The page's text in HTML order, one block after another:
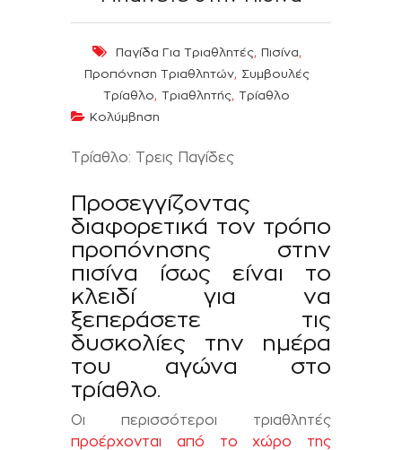
Παγίδα Για Τριαθλητές, Πισίνα,
Προπόνηση Τριαθλητών, Συμβουλές
Τρίαθλο, Τριαθλητής, Τρίαθλο
Κολύμβηση
Τρίαθλο: Τρεις Παγίδες
Προσεγγίζοντας
διαφορετικά τον τρόπο
προπόνησης στην
πισίνα ίσως είναι το
κλειδί για να
ξεπεράσετε τις
δυσκολίες την ημέρα
του αγώνα στο
τρίαθλο.
Οι περισσότεροι τριαθλητές
προέρχονται από το χώρο της